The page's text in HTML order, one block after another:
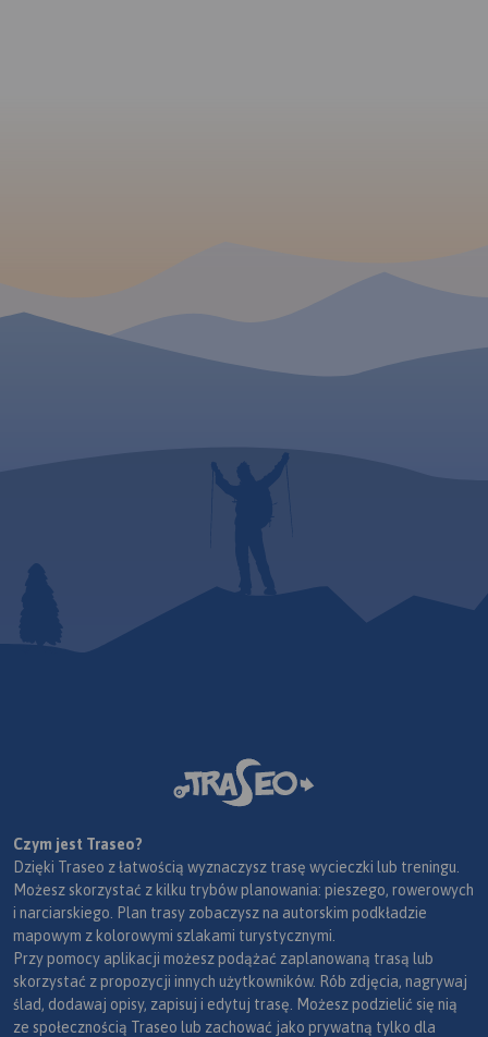
Czym jest Traseo?
Dzięki Traseo z łatwością wyznaczysz trasę wycieczki lub treningu.
Możesz skorzystać z kilku trybów planowania: pieszego, rowerowych
i narciarskiego. Plan trasy zobaczysz na autorskim podkładzie
mapowym z kolorowymi szlakami turystycznymi.
Przy pomocy aplikacji możesz podążać zaplanowaną trasą lub
skorzystać z propozycji innych użytkowników. Rób zdjęcia, nagrywaj
ślad, dodawaj opisy, zapisuj i edytuj trasę. Możesz podzielić się nią
ze społecznością Traseo lub zachować jako prywatną tylko dla